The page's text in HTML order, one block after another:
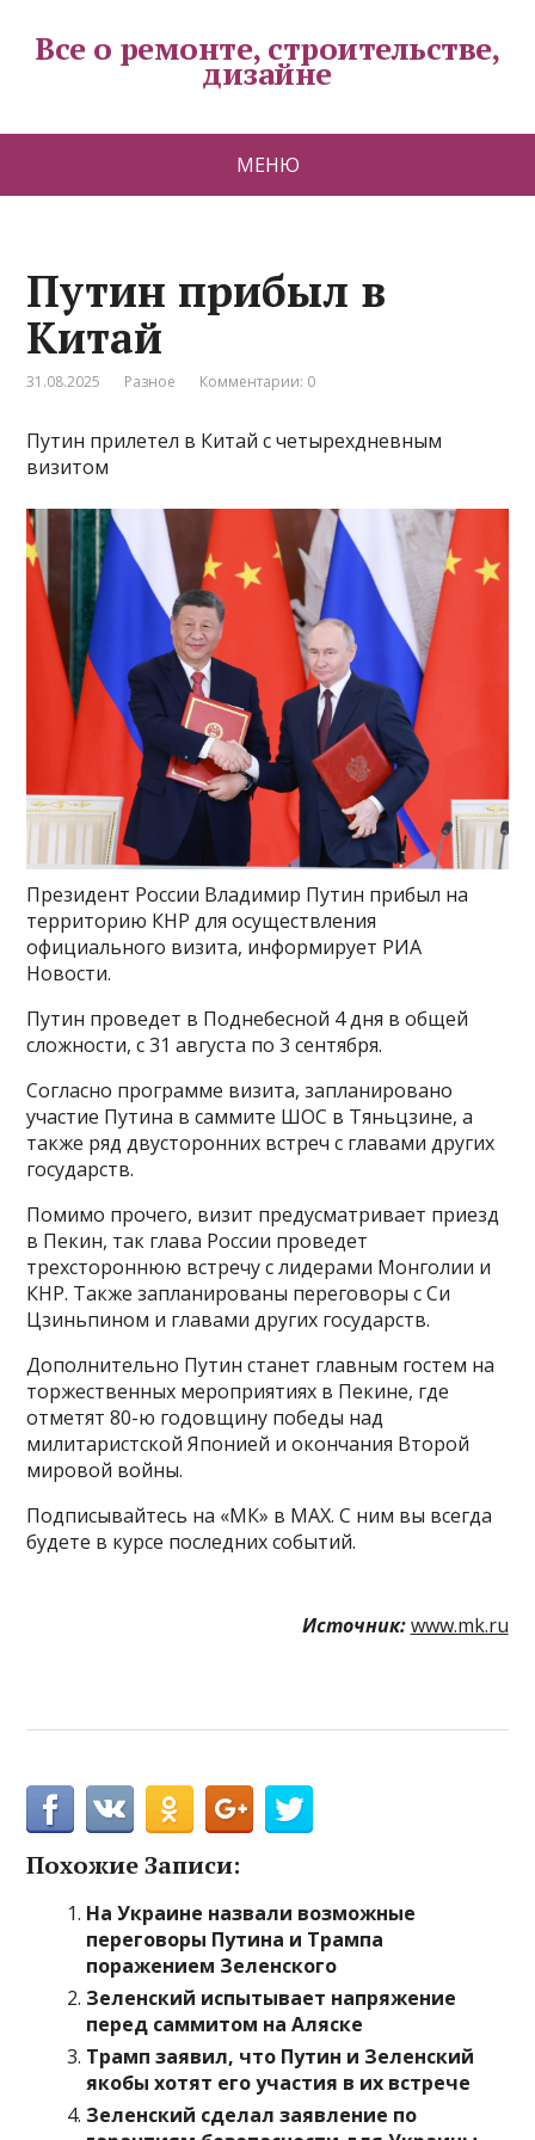
Все о ремонте, строительстве,
дизайне
МЕНЮ
Путин прибыл в
Китай
31.08.2025 Разное Комментарии: 0
Путин прилетел в Китай с четырехдневным
визитом
Президент России Владимир Путин прибыл на
территорию КНР для осуществления
официального визита, информирует РИА
Новости.
Путин проведет в Поднебесной 4 дня в общей
сложности, с 31 августа по 3 сентября.
Согласно программе визита, запланировано
участие Путина в саммите ШОС в Тяньцзине, а
также ряд двусторонних встреч с главами других
государств.
Помимо прочего, визит предусматривает приезд
в Пекин, так глава России проведет
трехстороннюю встречу с лидерами Монголии и
КНР. Также запланированы переговоры с Си
Цзиньпином и главами других государств.
Дополнительно Путин станет главным гостем на
торжественных мероприятиях в Пекине, где
отметят 80-ю годовщину победы над
милитаристской Японией и окончания Второй
мировой войны.
Подписывайтесь на «МК» в MAX. С ним вы всегда
будете в курсе последних событий.
Источник: www.mk.ru
Похожие Записи:
На Украине назвали возможные
переговоры Путина и Трампа
поражением Зеленского
Зеленский испытывает напряжение
перед саммитом на Аляске
Трамп заявил, что Путин и Зеленский
якобы хотят его участия в их встрече
Зеленский сделал заявление по